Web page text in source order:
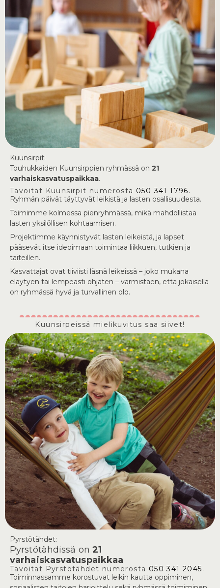
Kuunsirpit:
Touhukkaiden Kuunsirppien ryhmässä on 21
varhaiskasvatuspaikkaa.
Tavoitat Kuunsirpit numerosta 050 341 1796.
Ryhmän päivät täyttyvät leikistä ja lasten osallisuudesta.
Toimimme kolmessa pienryhmässä, mikä mahdollistaa
lasten yksilöllisen kohtaamisen.
Projektimme käynnistyvät lasten leikeistä, ja lapset
pääsevät itse ideoimaan toimintaa liikkuen, tutkien ja
taiteillen.
Kasvattajat ovat tiiviisti läsnä leikeissä – joko mukana
eläytyen tai lempeästi ohjaten – varmistaen, että jokaisella
on ryhmässä hyvä ja turvallinen olo.
Kuunsirpeissä mielikuvitus saa siivet!
Pyrstötähdet:
Pyrstötähdissä on 21
varhaiskasvatuspaikkaa
Tavoitat Pyrstötähdet numerosta 050 341 2045.
Toiminnassamme korostuvat leikin kautta oppiminen,